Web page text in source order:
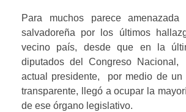
Para muchos parece amenazada
salvadoreña por los últimos
vecino país, desde que en la
diputados del Congreso Nacional,
actual presidente,  por medio de
transparente, llegó a ocupar la
de ese órgano legislativo.